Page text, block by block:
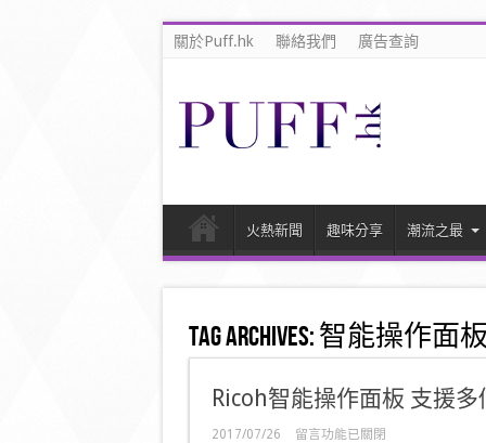
關於Puff.hk 聯絡我們 廣告查詢
火熱新聞 趣味分享 潮流之最
Tag Archives:智能操作面
Ricoh智能操作面板 支援
2017/07/26
在
留言功能已關閉